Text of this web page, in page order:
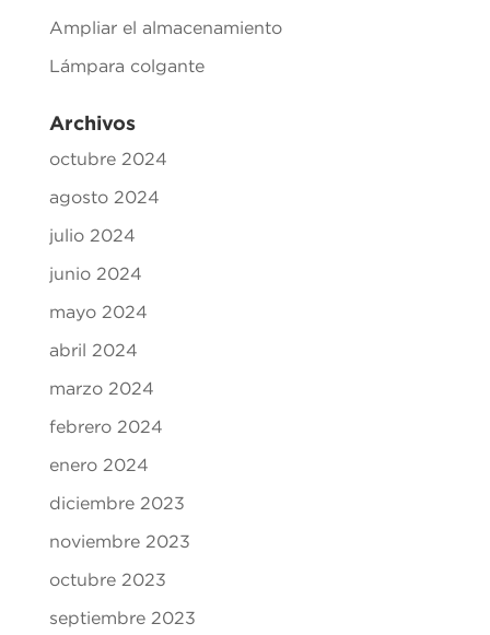
Ampliar el almacenamiento
Lámpara colgante
Archivos
octubre 2024
agosto 2024
julio 2024
junio 2024
mayo 2024
abril 2024
marzo 2024
febrero 2024
enero 2024
diciembre 2023
noviembre 2023
octubre 2023
septiembre 2023